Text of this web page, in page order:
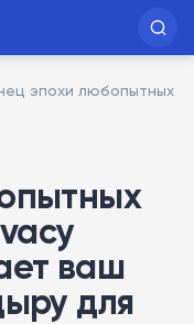
эпохи любопытных
ваш
для